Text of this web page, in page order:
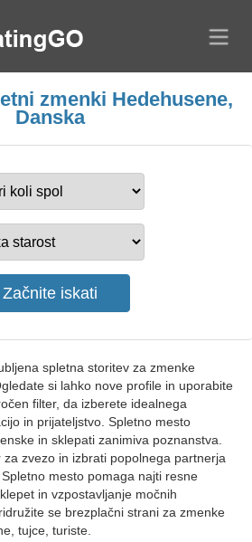
zmenki Hedehusene,
Danska
spletna storitev za zmenke
si lahko nove profile in uporabite
filter, da izberete idealnega
in prijateljstvo. Spletno mesto
in sklepati zanimiva poznanstva.
zvezo in izbrati popolnega partnerja
mesto pomaga najti resne
in vzpostavljanje močnih
se brezplačni strani za zmenke
tujce, turiste.